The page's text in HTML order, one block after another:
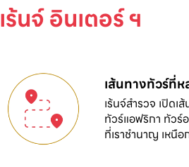
เร้นจ์ อินเตอร์ ฯ
เส้นทางทัวร์ที่
เร้นจ์สำรวจ เปิดเ
ทัวร์แอฟริกา ทัวร์
ที่เราชำนาญ เหนือ